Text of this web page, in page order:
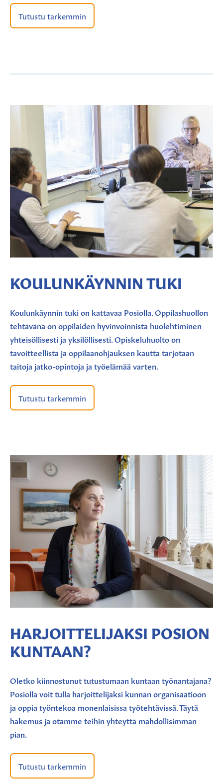
Tutustu tarkemmin
KOULUNKÄYNNIN TUKI
Koulunkäynnin tuki on kattavaa Posiolla. Oppilashuollon
tehtävänä on oppilaiden hyvinvoinnista huolehtiminen
yhteisöllisesti ja yksilöllisesti. Opiskeluhuolto on
tavoitteellista ja oppilaanohjauksen kautta tarjotaan
taitoja jatko-opintoja ja työelämää varten.
Tutustu tarkemmin
HARJOITTELIJAKSI POSION
KUNTAAN?
Oletko kiinnostunut tutustumaan kuntaan työnantajana?
Posiolla voit tulla harjoittelijaksi kunnan organisaatioon
ja oppia työntekoa monenlaisissa työtehtävissä. Täytä
hakemus ja otamme teihin yhteyttä mahdollisimman
pian.
Tutustu tarkemmin